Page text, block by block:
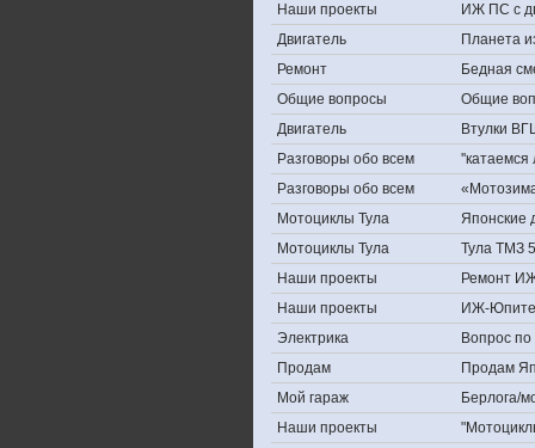
Наши проекты
ИЖ ПС с
Двигатель
Планета
Ремонт
Бедная
Общие вопросы
Общие
Двигатель
Втулки
Разговоры обо всем
Разговоры обо всем
Мотоциклы Тула
Японские
Мотоциклы Тула
Тула ТМЗ
Наши проекты
Ремонт
Наши проекты
ИЖ-
Электрика
Вопрос по
Продам
Продам
Мой гараж
Берлога/
Наши проекты